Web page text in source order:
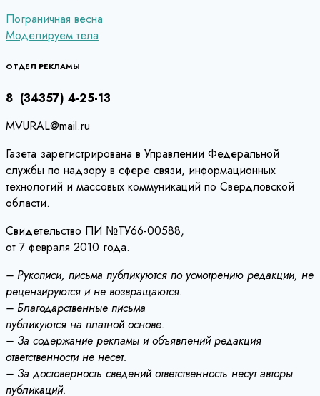
Навигация
по
записям
Пограничная весна
Моделируем тела
ОТДЕЛ РЕКЛАМЫ
8 (34357) 4-25-13
MVURAL@mail.ru
Газета зарегистрирована в Управлении Федеральной
службы по надзору в сфере связи, информационных
технологий и массовых коммуникаций по Свердловской
области.
Свидетельство ПИ №ТУ66-00588,
от 7 февраля 2010 года.
– Рукописи, письма публикуются по усмотрению редакции, не
рецензируются и не возвращаются.
– Благодарственные письма
публикуются на платной основе.
– За содержание рекламы и объявлений редакция
ответственности не несет.
– За достоверность сведений ответственность несут авторы
публикаций.